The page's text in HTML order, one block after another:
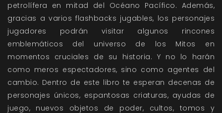
petrolífera en mitad del Océano Pacífico. Además,
gracias a varios flashbacks jugables, los personajes
jugadores podrán visitar algunos rincones
emblemáticos del universo de los Mitos en
momentos cruciales de su historia. Y no lo harán
como meros espectadores, sino como agentes del
cambio. Dentro de este libro te esperan decenas de
personajes únicos, espantosas criaturas, ayudas de
juego, nuevos objetos de poder, cultos, tomos y